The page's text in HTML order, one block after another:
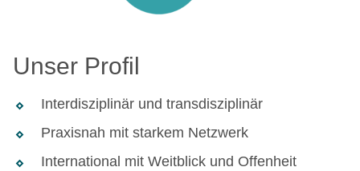
Unser Profil
Interdisziplinär und transdisziplinär
Praxisnah mit starkem Netzwerk
International mit Weitblick und Offenheit